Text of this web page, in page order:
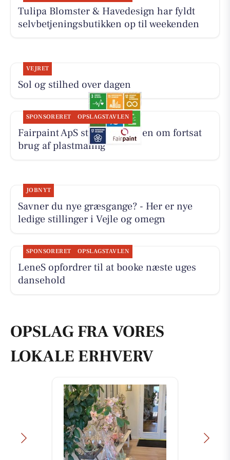
Tulipa Blomster & Havedesign har fyldt
selvbetjeningsbutikken op til weekenden
VEJRET
Sol og stilhed over dagen
SPONSORERET OPSLAGSTAVLEN
Fairpaint ApS starter samtalen om fortsat
brug af plastmaling
JOBNYT
Savner du nye græsgange? - Her er nye
ledige stillinger i Vejle og omegn
SPONSORERET OPSLAGSTAVLEN
LeneS opfordrer til at booke næste uges
dansehold
OPSLAG FRA VORES
LOKALE ERHVERV